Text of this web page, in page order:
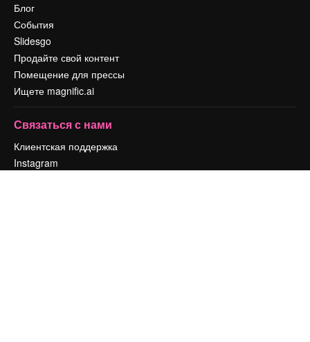
Блог
События
Slidesgo
Продайте свой контент
Помещение для прессы
Ищете magnific.ai
Связаться с нами
Клиентская поддержка
Instagram